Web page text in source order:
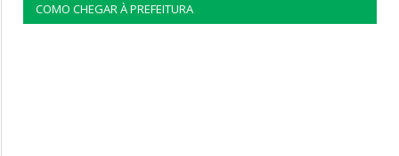
COMO CHEGAR À PREFEITURA